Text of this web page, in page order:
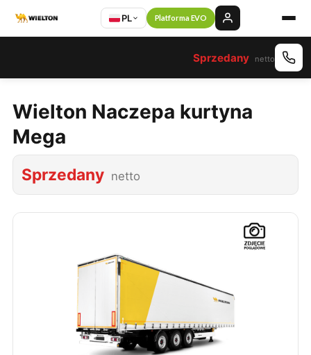
PL Platforma EVO
Sprzedany netto
Wielton Naczepa kurtyna
Mega
Sprzedany netto